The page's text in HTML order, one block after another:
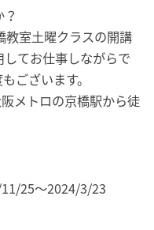
教室土曜クラスの開講
てお仕事しながらで
ございます。
メトロの京橋駅から徒
25～2024/3/23